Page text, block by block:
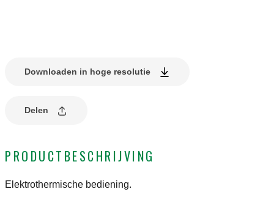
Downloaden in hoge resolutie
Delen
PRODUCTBESCHRIJVING
Elektrothermische bediening.